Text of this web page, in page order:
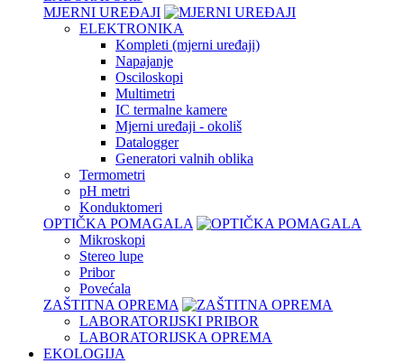
MJERNI UREĐAJI
ELEKTRONIKA
Kompleti (mjerni uređaji)
Napajanje
Osciloskopi
Multimetri
IC termalne kamere
Mjerni uređaji - okoliš
Datalogger
Generatori valnih oblika
Termometri
pH metri
Konduktomeri
OPTIČKA POMAGALA
Mikroskopi
Stereo lupe
Pribor
Povećala
ZAŠTITNA OPREMA
LABORATORIJSKI PRIBOR
LABORATORIJSKA OPREMA
EKOLOGIJA